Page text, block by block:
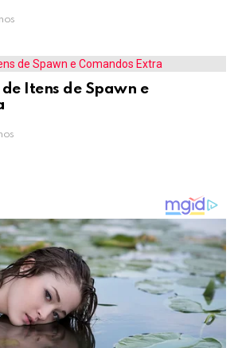
Itens de Spawn e